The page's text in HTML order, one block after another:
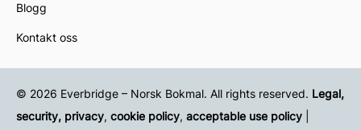
Blogg
Kontakt oss
© 2026 Everbridge – Norsk Bokmal. All rights reserved. Legal,
security, privacy, cookie policy, acceptable use policy